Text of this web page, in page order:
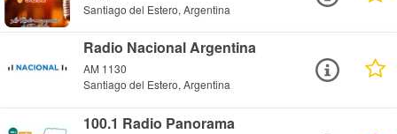
Santiago del Estero, Argentina
Radio Nacional Argentina
AM 1130
Santiago del Estero, Argentina
100.1 Radio Panorama